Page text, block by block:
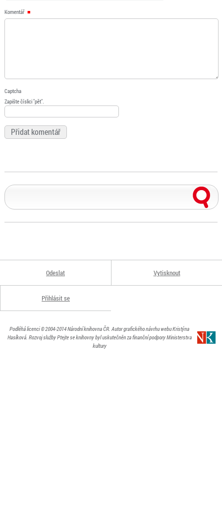
Komentář
Captcha
Zapište číslici "pět".
Odeslat Vytisknout
Přihlásit se
Podléhá licenci© 2004-2014Národní knihovna ČR. Autor grafického návrhu webu Kristýna
Hasíková. Rozvoj služby Ptejte se knihovny byl uskutečněn za finanční podpory Ministerstva
kultury